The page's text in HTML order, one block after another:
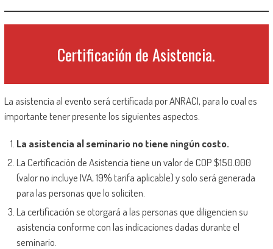
Certificación de Asistencia.
La asistencia al evento será certificada por ANRACI, para lo cual es
importante tener presente los siguientes aspectos.
La asistencia al seminario no tiene ningún costo.
La Certificación de Asistencia tiene un valor de COP $150.000
(valor no incluye IVA, 19% tarifa aplicable) y solo será generada
para las personas que lo soliciten.
La certificación se otorgará a las personas que diligencien su
asistencia conforme con las indicaciones dadas durante el
seminario.